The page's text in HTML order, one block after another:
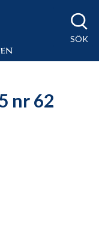
SÖK
nr 62